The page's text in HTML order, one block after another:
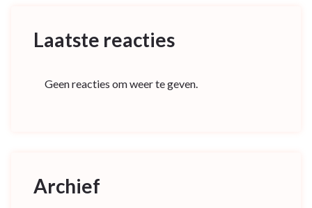
Laatste reacties
Geen reacties om weer te geven.
Archief